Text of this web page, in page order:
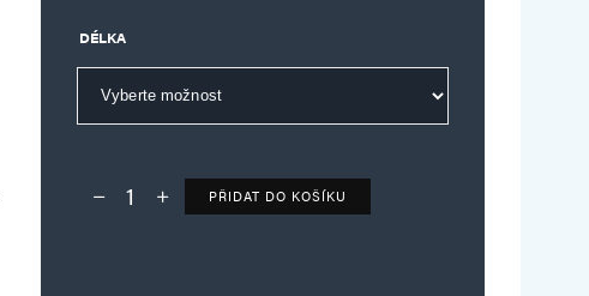
DÉLKA
Deník TO – verze bez reklam množství
PŘIDAT DO KOŠÍKU